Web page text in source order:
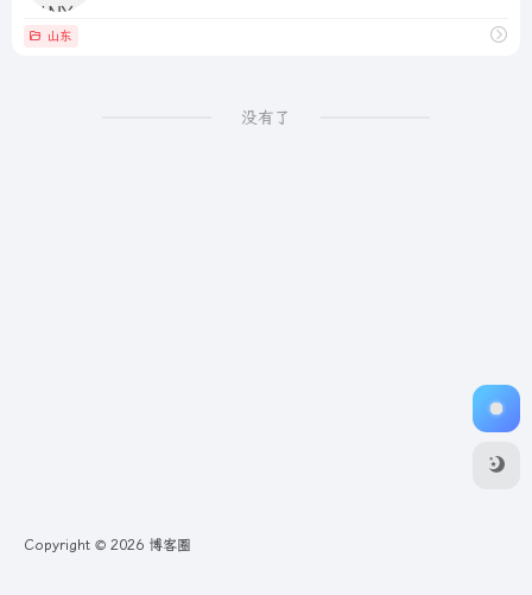
山东
没有了
Copyright © 2026 博客圈